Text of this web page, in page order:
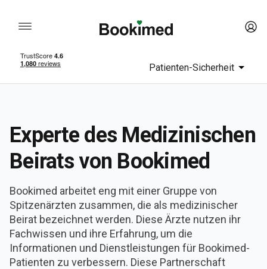
Patienten-Sicherheit
Experte des Medizinischen
Beirats von Bookimed
Bookimed arbeitet eng mit einer Gruppe von
Spitzenärzten zusammen, die als medizinischer
Beirat bezeichnet werden. Diese Ärzte nutzen ihr
Fachwissen und ihre Erfahrung, um die
Informationen und Dienstleistungen für Bookimed-
Patienten zu verbessern. Diese Partnerschaft